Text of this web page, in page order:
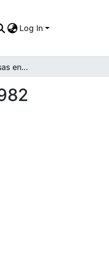
Log In
Desfile de comparsas en el marco de las Ferias de Roldanillo, 1982